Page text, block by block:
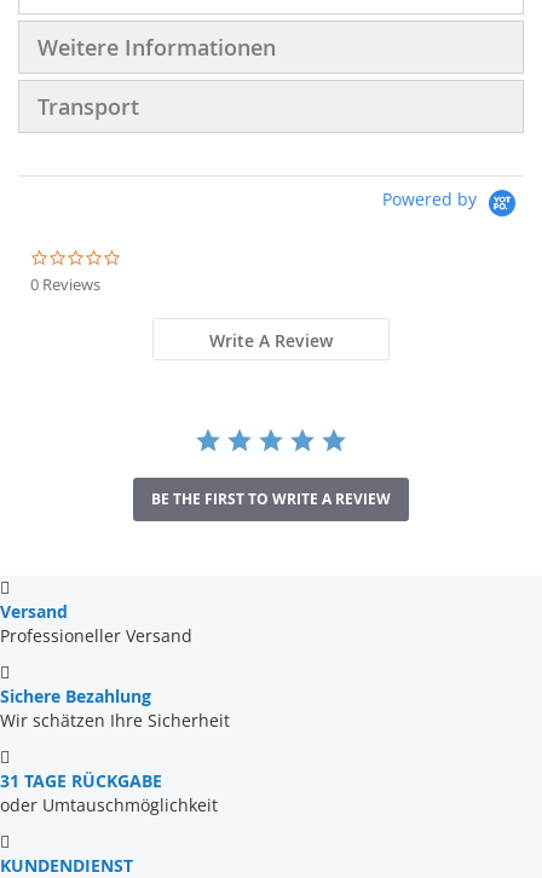
hochwertigen Materialien machen ihn zu einem
unverzichtbaren Element Ihrer Einrichtung. Verleihen Sie
Ihrem Wohnzimmer oder Entertainment-Bereich mit dem
TV-Schrank Prestigo P17 eine harmonische Verbindung
von Praktikabilität und Stil. Es ist mehr als nur ein
Möbelstück - es ist ein Ausdruck Ihres individuellen
Schaffen Sie den perfekten Raum für Entspannung,
Unterhaltung und kreative Inspiration - dank dem TV-
Weitere Informationen
Transport
Powered by
0 Reviews
Write A Review
BE THE FIRST TO WRITE A REVIEW
Versand
Professioneller Versand
Sichere Bezahlung
Wir schätzen Ihre Sicherheit
31 TAGE RÜCKGABE
oder Umtauschmöglichkeit
KUNDENDIENST